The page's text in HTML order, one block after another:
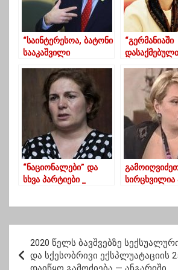
“საინტერესოა, ბატონი
სააკაშვილი
საზოგადოება, რომ
მასთან მიდიან
დირექტივების
მისაღებად”-ალუდა
ღუდუშაური
“გერმანიაში
პროექტის
ვერ
“ნაციონალები” და
სხვა პარტიები _
ცნობილია
(ექსკლუზივი)
სირცხვილია
ლალი
ო
2020 წელს ბავშვებზე
და სქესობრივი ექსპლუატაციის